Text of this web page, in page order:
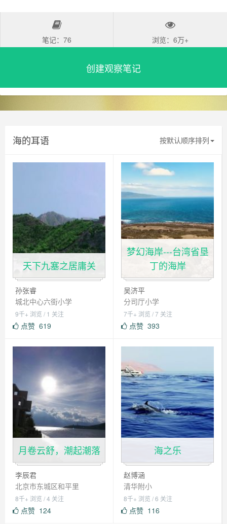
笔记：76 浏览：6万+
创建观察笔记
海的耳语 按默认顺序排列
天下九塞之居庸关
孙张睿
城北中心六街小学
9千+ 浏览 / 1 关注
点赞 619
梦幻海岸---台湾省垦
丁的海岸
吴济平
分司厅小学
7千+ 浏览 / 7 关注
点赞 393
月卷云舒，潮起潮落
李辰君
北京市东城区和平里
8千+ 浏览 / 4 关注
点赞 124
海之乐
赵博涵
清华附小
8千+ 浏览 / 6 关注
点赞 116